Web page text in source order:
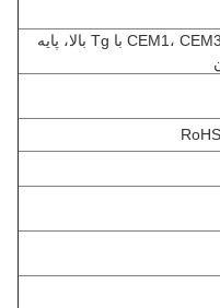
CEM1، CEM3، Rogers، FR-4، FR-4 با Tg بالا، پایه